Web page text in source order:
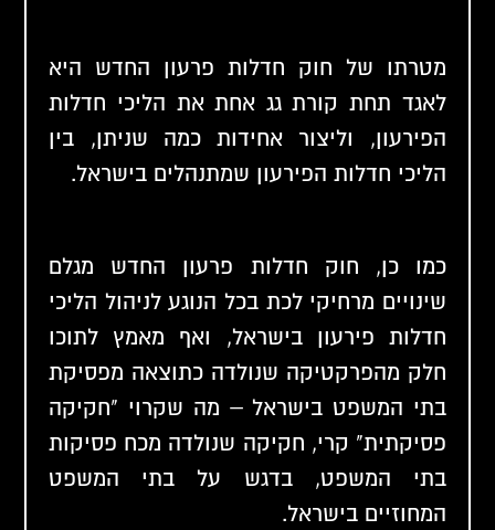
מטרתו של חוק חדלות פרעון החדש היא
לאגד תחת קורת גג אחת את הליכי חדלות
הפירעון, וליצור אחידות כמה שניתן, בין
הליכי חדלות הפירעון שמתנהלים בישראל.
כמו כן, חוק חדלות פרעון החדש מגלם
שינויים מרחיקי לכת בכל הנוגע לניהול הליכי
חדלות פירעון בישראל, ואף מאמץ לתוכו
חלק מהפרקטיקה שנולדה כתוצאה מפסיקת
בתי המשפט בישראל – מה שקרוי "חקיקה
פסיקתית" קרי, חקיקה שנולדה מכח פסיקות
בתי המשפט, בדגש על בתי המשפט
המחוזיים בישראל.